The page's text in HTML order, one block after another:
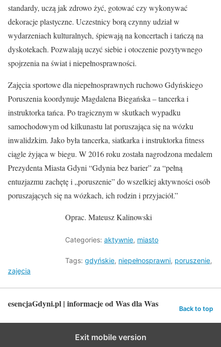
standardy, uczą jak zdrowo żyć, gotować czy wykonywać
dekoracje plastyczne. Uczestnicy borą czynny udział w
wydarzeniach kulturalnych, śpiewają na koncertach i tańczą na
dyskotekach. Pozwalają uczyć siebie i otoczenie pozytywnego
spojrzenia na świat i niepełnosprawności.
Zajęcia sportowe dla niepełnosprawnych ruchowo Gdyńskiego
Poruszenia koordynuje Magdalena Biegańska – tancerka i
instruktorka tańca. Po tragicznym w skutkach wypadku
samochodowym od kilkunastu lat poruszająca się na wózku
inwalidzkim. Jako była tancerka, siatkarka i instruktorka fitness
ciągle żyjąca w biegu. W 2016 roku została nagrodzona medalem
Prezydenta Miasta Gdyni “Gdynia bez barier” za “pełną
entuzjazmu zachętę i „poruszenie” do wszelkiej aktywności osób
poruszających się na wózkach, ich rodzin i przyjaciół.”
Oprac. Mateusz Kalinowski
Categories: aktywnie, miasto
Tags: gdyńskie, niepełnosprawni, poruszenie,
zajęcia
esencjaGdyni.pl | informacje od Was dla Was Back to top
Exit mobile version